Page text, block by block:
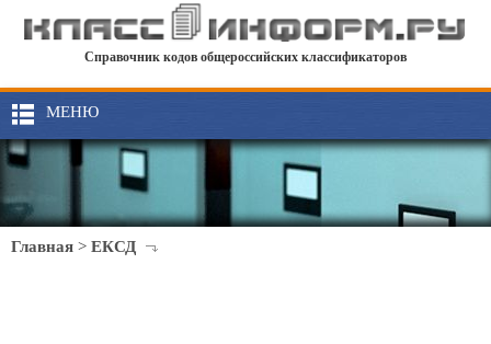
Справочник кодов общероссийских классификаторов
МЕНЮ
Главная > ЕКСД